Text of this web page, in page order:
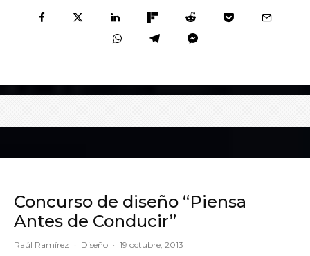
Concurso de diseño “Piensa
Antes de Conducir”
Raúl Ramírez · Diseño · 19 octubre, 2013